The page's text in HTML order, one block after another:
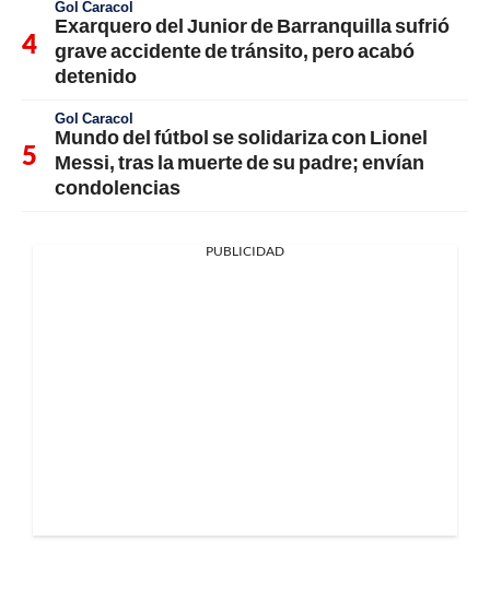
Gol Caracol
Exarquero del Junior de Barranquilla sufrió
grave accidente de tránsito, pero acabó
detenido
Gol Caracol
Mundo del fútbol se solidariza con Lionel
Messi, tras la muerte de su padre; envían
condolencias
PUBLICIDAD